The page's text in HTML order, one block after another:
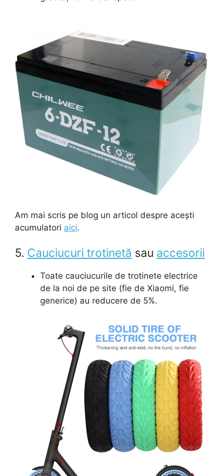
Am mai scris pe blog un articol despre acești
acumulatori aici.
5. Cauciucuri trotinetă sau accesorii
Toate cauciucurile de trotinete electrice
de la noi de pe site (fie de Xiaomi, fie
generice) au reducere de 5%.